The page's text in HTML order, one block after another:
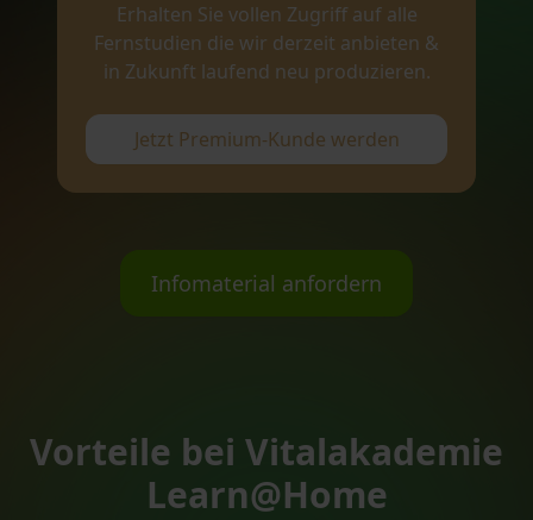
Erhalten Sie vollen Zugriff auf alle
Fernstudien die wir derzeit anbieten &
in Zukunft laufend neu produzieren.
Jetzt Premium-Kunde werden
Infomaterial anfordern
Vorteile bei Vitalakademie
Learn@Home